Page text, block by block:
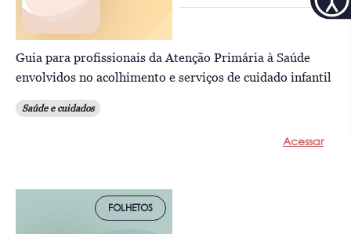
Guia para profissionais da Atenção Primária à Saúde
envolvidos no acolhimento e serviços de cuidado infantil
Saúde e cuidados
Acessar
FOLHETOS